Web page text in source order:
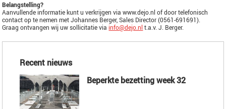
Belangstelling?
Aanvullende informatie kunt u verkrijgen via www.dejo.nl of door telefonisch
contact op te nemen met Johannes Berger, Sales Director (0561-691691).
Graag ontvangen wij uw sollicitatie via info@dejo.nl t.a.v. J. Berger.
Recent nieuws
Beperkte bezetting week 32